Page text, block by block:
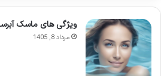
ویژگی های ماسک
مرداد 8, 1405